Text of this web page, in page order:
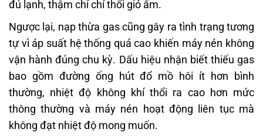
đủ lạnh, thậm chí chỉ thổi gió ấm.
Ngược lại, nạp thừa gas cũng gây ra tình trạng tương
tự vì áp suất hệ thống quá cao khiến máy nén không
vận hành đúng chu kỳ. Dấu hiệu nhận biết thiếu gas
bao gồm đường ống hút đổ mồ hôi ít hơn bình
thường, nhiệt độ không khí thổi ra cao hơn mức
thông thường và máy nén hoạt động liên tục mà
không đạt nhiệt độ mong muốn.